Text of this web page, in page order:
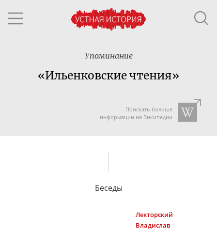
Упоминание
«Ильенковские чтения»
Поискать больше
информации на Википедии
Беседы
Лекторский
Владислав